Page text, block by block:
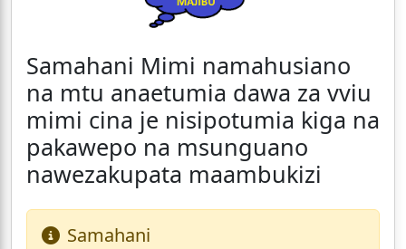
Samahani Mimi namahusiano
na mtu anaetumia dawa za vviu
mimi cina je nisipotumia kiga na
pakawepo na msunguano
nawezakupata maambukizi
Samahani